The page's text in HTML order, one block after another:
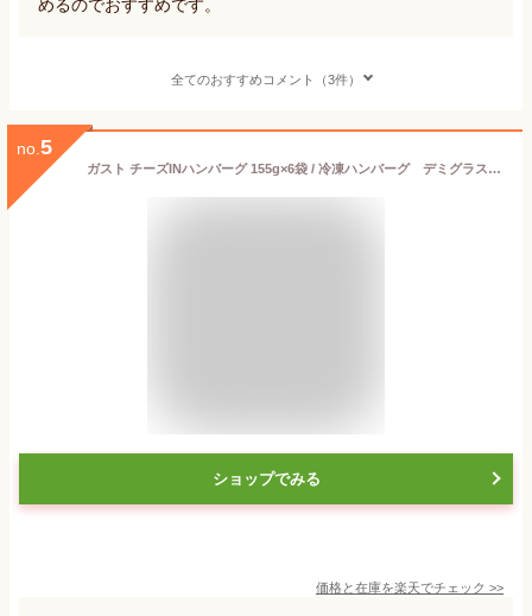
めるのでおすすめです。
全てのおすすめコメント（3件）
no. 5
ガスト チーズINハンバーグ 155g×6袋 / 冷凍ハンバーグ デミグラスソース 洋食 洋風惣菜 お惣菜 おかず 弁当 湯煎 湯せん 温めるだけ 一人暮らし 簡単調理 グルメ ギフト 温めるだけ
ショップでみる
価格と在庫を楽天でチェック >>